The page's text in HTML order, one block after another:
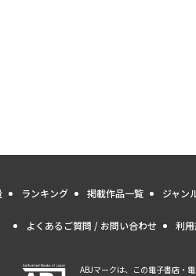
ランキング 掲載作品一覧 ジャン
よくあるご質問 / お問い合わせ 利
ABJマークは、この電子書店・